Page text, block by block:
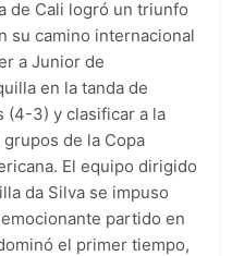
a Boyacá Chicó y es
Liga BetPlay
Premier League:
21 de agosto con el
abriendo
en Montería: el
Nacional se suspendió
cuando ganaba
de Cali logró un triunfo
su camino internacional
a Junior de
en la tanda de
(4-3) y clasificar a la
de la Copa
El equipo dirigido
da Silva se impuso
partido en
el primer tiempo,